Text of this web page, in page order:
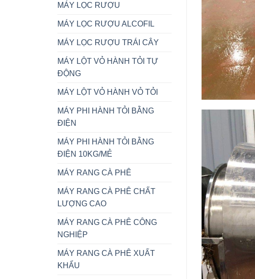
MÁY LỌC RƯỢU
MÁY LỌC RƯỢU ALCOFIL
MÁY LỌC RƯỢU TRÁI CÂY
MÁY LỘT VỎ HÀNH TỎI TỰ
ĐỘNG
MÁY LỘT VỎ HÀNH VỎ TỎI
MÁY PHI HÀNH TỎI BẰNG
ĐIỆN
MÁY PHI HÀNH TỎI BẰNG
ĐIỆN 10KG/MẺ
MÁY RANG CÀ PHÊ
MÁY RANG CÀ PHÊ CHẤT
LƯỢNG CAO
MÁY RANG CÀ PHÊ CÔNG
NGHIỆP
MÁY RANG CÀ PHÊ XUẤT
KHẨU